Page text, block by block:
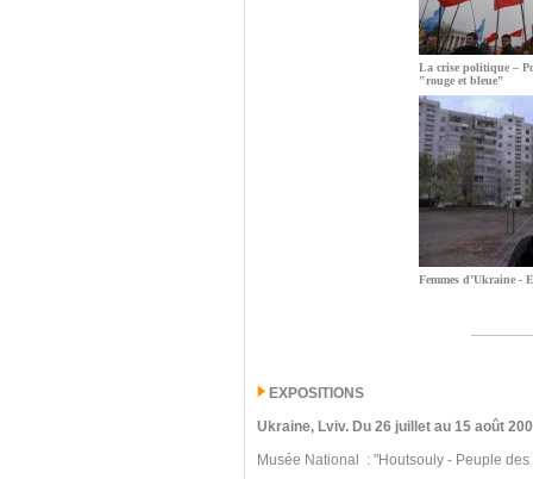
La crise politique –
"rouge et bleue"
Femmes d’Ukraine -
EXPOSITIONS
Ukraine, Lviv. Du 26 juillet au 15 août
Musée National : "Houtsouly - Peuple